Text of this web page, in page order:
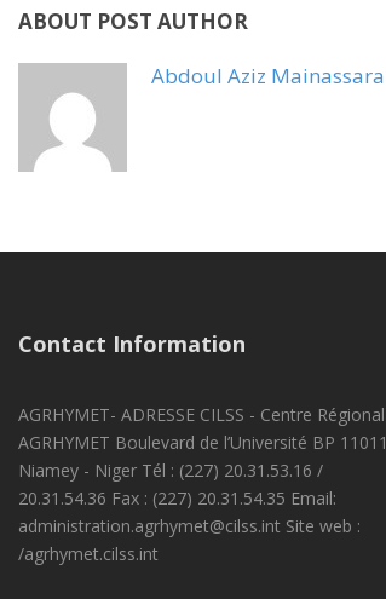
ABOUT POST AUTHOR
Abdoul Aziz Mainassara
Contact Information
AGRHYMET- ADRESSE CILSS - Centre Régional
AGRHYMET Boulevard de l’Université BP 11011
Niamey - Niger Tél : (227) 20.31.53.16 /
20.31.54.36 Fax : (227) 20.31.54.35 Email:
administration.agrhymet@cilss.int Site web :
/agrhymet.cilss.int